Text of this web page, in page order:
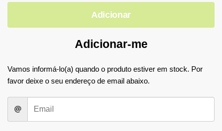
Adicionar
Adicionar-me
Vamos informá-lo(a) quando o produto estiver em stock. Por
favor deixe o seu endereço de email abaixo.